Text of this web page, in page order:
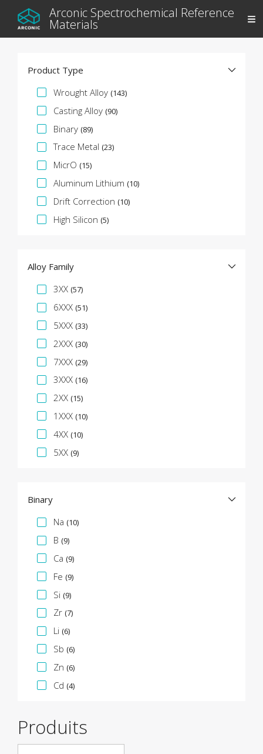
Arconic Spectrochemical Reference
Materials
Product Type
Facette de spécification
Wrought Alloy (143)
Casting Alloy (90)
Binary (89)
Trace Metal (23)
MicrO (15)
Aluminum Lithium (10)
Drift Correction (10)
High Silicon (5)
Alloy Family
Facette de spécification
3XX (57)
6XXX (51)
5XXX (33)
2XXX (30)
7XXX (29)
3XXX (16)
2XX (15)
1XXX (10)
4XX (10)
5XX (9)
Binary
Facette de spécification
Na (10)
B (9)
Ca (9)
Fe (9)
Si (9)
Zr (7)
Li (6)
Sb (6)
Zn (6)
Cd (4)
Produits